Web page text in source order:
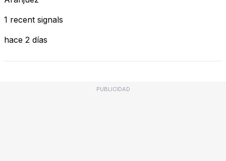
1 recent signals
hace 2 días
PUBLICIDAD